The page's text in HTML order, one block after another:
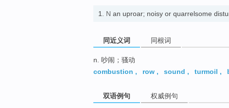
1. N an uproar; noisy or quarrelsome
同近义词 同根词
n. 吵闹；骚动
combustion , row , sound , turmoil ,
双语例句 权威例句